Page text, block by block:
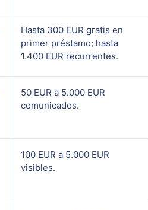
Hasta 300 EUR gratis en
primer préstamo; hasta
1.400 EUR recurrentes.
50 EUR a 5.000 EUR
comunicados.
100 EUR a 5.000 EUR
visibles.